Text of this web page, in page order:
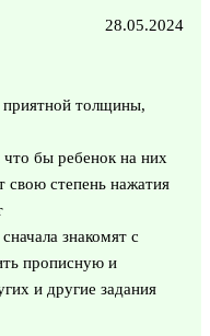
28.05.2024
приятной толщины,
что бы ребенок на них
свою степень нажатия
знакомят с
прописную и
и другие задания